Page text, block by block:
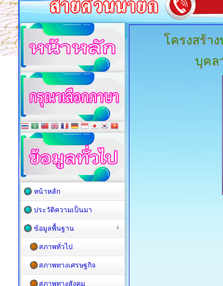
โครงสร้า
บุคล
หน้าหลัก
ประวัติความเป็นมา
ข้อมูลพื้นฐาน
สภาพทั่วไป
สภาพทางเศรษฐกิจ
สภาพทางสังคม